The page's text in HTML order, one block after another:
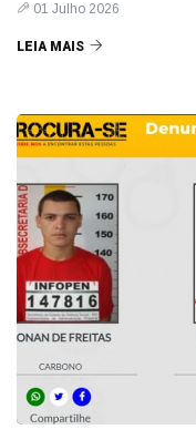
01 Julho 2026
LEIA MAIS